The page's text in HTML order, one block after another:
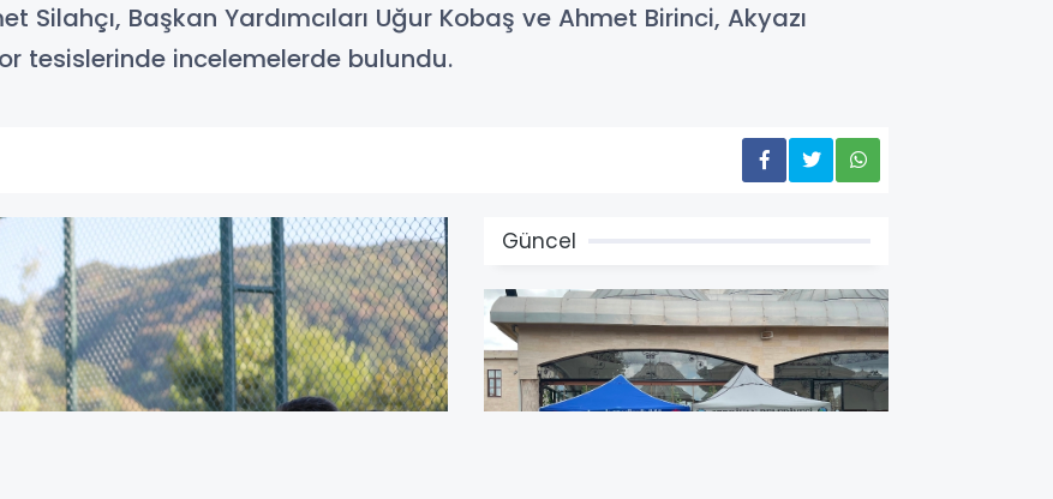
Silahçı, Başkan Yardımcıları Uğur Kobaş ve Ahmet Birinci, Akyazı
tesislerinde incelemelerde bulundu.
Güncel